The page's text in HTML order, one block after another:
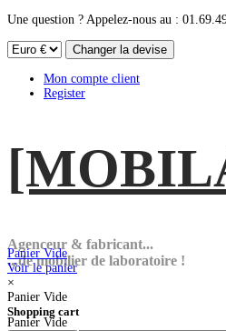
Une question ? Appelez-nous au :
Mon compte client
Register
[MOBI
Agenceur & fabricant...
...de mobilier de laboratoire !
Panier Vide
Voir le panier
×
Panier Vide
Shopping cart
Panier Vide